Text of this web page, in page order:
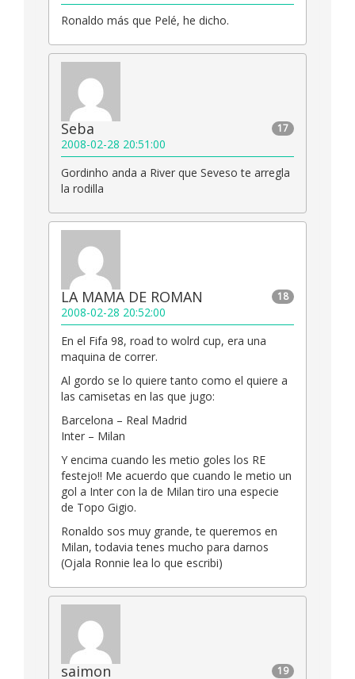
Ronaldo más que Pelé, he dicho.
17
Seba
2008-02-28 20:51:00
Gordinho anda a River que Seveso te arregla
la rodilla
18
LA MAMA DE ROMAN
2008-02-28 20:52:00
En el Fifa 98, road to wolrd cup, era una
maquina de correr.
Al gordo se lo quiere tanto como el quiere a
las camisetas en las que jugo:
Barcelona – Real Madrid
Inter – Milan
Y encima cuando les metio goles los RE
festejo!! Me acuerdo que cuando le metio un
gol a Inter con la de Milan tiro una especie
de Topo Gigio.
Ronaldo sos muy grande, te queremos en
Milan, todavia tenes mucho para darnos
(Ojala Ronnie lea lo que escribi)
19
saimon